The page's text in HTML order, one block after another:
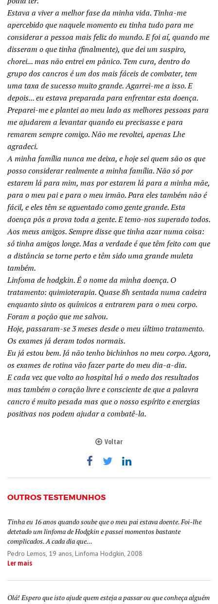
Estava a viver a melhor fase da minha vida. Tinha-me
apercebido que naquele momento eu tinha tudo para me
considerar a pessoa mais feliz do mundo. E foi aí, quando me
disseram o que tinha (finalmente), que dei um suspiro,
chorei... mas não entrei em pânico. Tem cura, dentro do
grupo dos cancros é um dos mais fáceis de combater, tem
uma taxa de sucesso muito grande. Agarrei-me a isso. E
depois... eu estava preparada para enfrentar esta doença.
Preparei-me e plantei ao meu lado as melhores pessoas para
me ajudarem a levantar quando eu precisasse e para
remarem sempre comigo. Não me revoltei, apenas Lhe
agradeci.
A minha família nunca me deixa, e hoje sei quem são os que
posso considerar realmente a minha família. Não só por
estarem lá para mim, mas por estarem lá para a minha mãe,
para o meu pai e para o meu irmão. Para eles também não é
fácil, e eles têm se aguentado como gente grande. Esta
doença pôs a prova toda a gente. E temo-nos superado todos.
Aos meus amigos. Sempre disse que tinha azar numa coisa:
só tinha amigos longe. Mas a verdade é que têm feito com que
a distância se torne perto e têm sido uma grande muleta
também.
Linfoma de hodgkin. É o nome da minha doença. O
tratamento: quimioterapia. Quase 8h sentada numa cadeira
enquanto sinto os químicos a entrarem para o meu corpo.
Foram a poção que me salvou.
Hoje, passaram-se 3 meses desde o meu último tratamento.
Os exames já deram todos normais.
Eu já estou bem. Já não tenho bichinhos no meu corpo. Agora,
os exames de rotina vão fazer parte do meu dia-a-dia.
E cada vez que volto ao hospital há o medo dos resultados
mas também o coração livre e consciente de que a palavra
cancro é muito pesada mas que o nosso espírito e energias
positivas nos podem ajudar a combatê-la.
Voltar
OUTROS TESTEMUNHOS
Tinha eu 16 anos quando soube que o meu pai estava doente. Foi-lhe
detetado um linfoma de Hodgkin e passei momentos bastante
complicados. A cada dia que...
Pedro Lemos, 19 anos, Linfoma Hodgkin, 2008
Ler mais
Olá! Espero que isto ajude quem esteja a passar ou que conheça alguém